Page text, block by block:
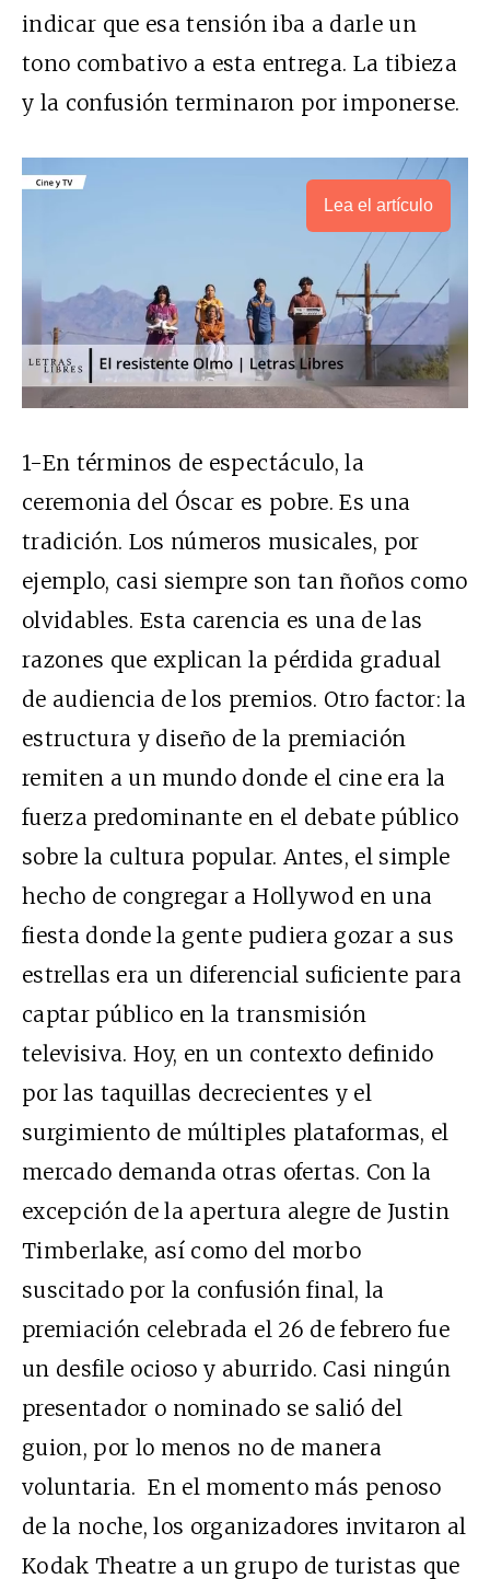
indicar que esa tensión iba a darle un
tono combativo a esta entrega. La tibieza
y la confusión terminaron por imponerse.
Lea el artículo
1-En términos de espectáculo, la
ceremonia del Óscar es pobre. Es una
tradición. Los números musicales, por
ejemplo, casi siempre son tan ñoños como
olvidables. Esta carencia es una de las
razones que explican la pérdida gradual
de audiencia de los premios. Otro factor: la
estructura y diseño de la premiación
remiten a un mundo donde el cine era la
fuerza predominante en el debate público
sobre la cultura popular. Antes, el simple
hecho de congregar a Hollywod en una
fiesta donde la gente pudiera gozar a sus
estrellas era un diferencial suficiente para
captar público en la transmisión
televisiva. Hoy, en un contexto definido
por las taquillas decrecientes y el
surgimiento de múltiples plataformas, el
mercado demanda otras ofertas. Con la
excepción de la apertura alegre de Justin
Timberlake, así como del morbo
suscitado por la confusión final, la
premiación celebrada el 26 de febrero fue
un desfile ocioso y aburrido. Casi ningún
presentador o nominado se salió del
guion, por lo menos no de manera
voluntaria. En el momento más penoso
de la noche, los organizadores invitaron al
Kodak Theatre a un grupo de turistas que